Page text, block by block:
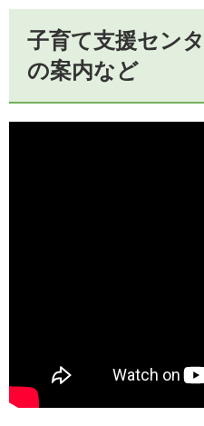
子育て支援セン
の案内など